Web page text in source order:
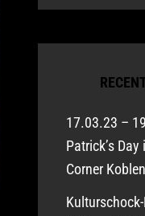
17.03.23 –
Patrick’s Day
Corner